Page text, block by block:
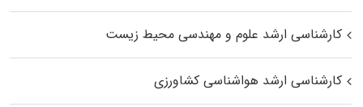
کارشناسی ارشد علوم و مهندسی محیط زیست
کارشناسی ارشد هواشناسی کشاورزی